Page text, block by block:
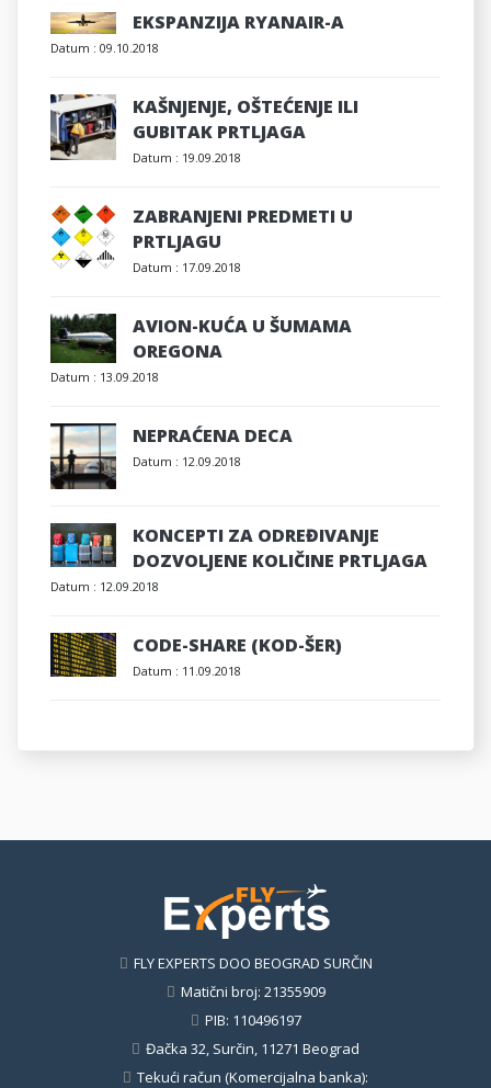
EKSPANZIJA RYANAIR-A
Datum : 09.10.2018
KAŠNJENJE, OŠTEĆENJE ILI
GUBITAK PRTLJAGA
Datum : 19.09.2018
ZABRANJENI PREDMETI U
PRTLJAGU
Datum : 17.09.2018
AVION-KUĆA U ŠUMAMA
OREGONA
Datum : 13.09.2018
NEPRAĆENA DECA
Datum : 12.09.2018
KONCEPTI ZA ODREĐIVANJE
DOZVOLJENE KOLIČINE PRTLJAGA
Datum : 12.09.2018
CODE-SHARE (KOD-ŠER)
Datum : 11.09.2018
FLY EXPERTS DOO BEOGRAD SURČIN
Matični broj: 21355909
PIB: 110496197
Đačka 32, Surčin, 11271 Beograd
Tekući račun (Komercijalna banka):